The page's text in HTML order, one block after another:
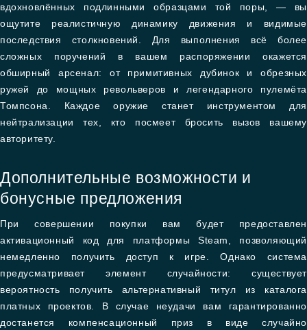
вдохновлённых подлинными образцами той поры, — вы
ощутите реалистичную динамику движения и видимые
последствия столкновений. Для выполнения всё более
сложных поручений в вашем распоряжении окажется
обширный арсенал: от примитивных дубинок и обрезных
ружей до мощных револьверов и легендарного пулемёта
Томпсона. Каждое оружие станет инструментом для
нейтрализации тех, кто посмеет бросить вызов вашему
авторитету.
Дополнительные возможности и
бонусные предложения
При совершении покупки вам будет предоставлен
активационный код для платформы Steam, позволяющий
немедленно получить доступ к игре. Однако система
предусматривает элемент случайности: существует
вероятность получить альтернативный титул из каталога
платных проектов. В случае неудачи вам гарантированно
достанется компенсационный приз в виде случайно